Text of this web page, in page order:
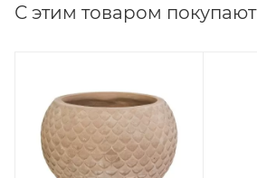
С этим товаром покупают